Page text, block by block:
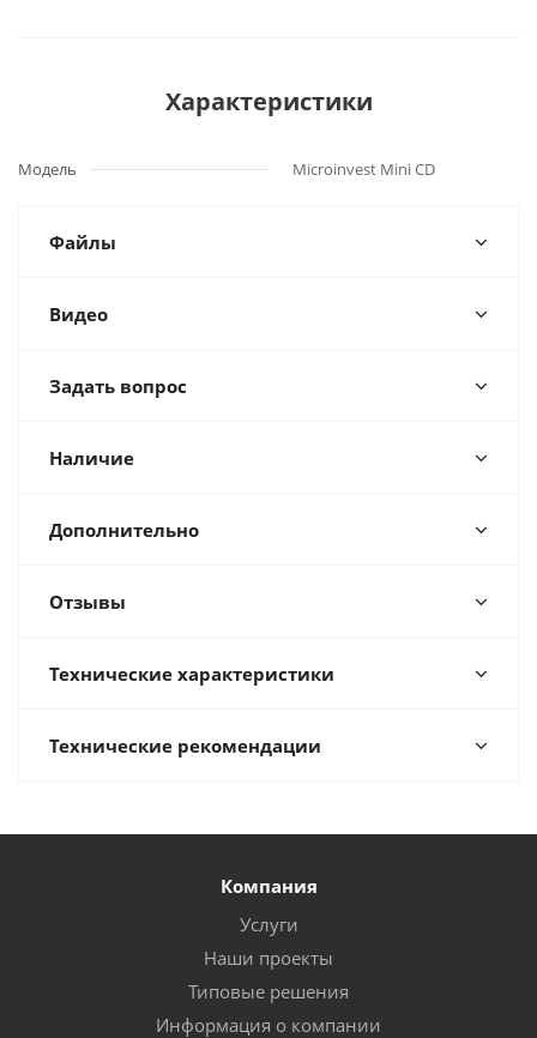
Характеристики
Модель Microinvest Mini CD
Файлы
Видео
Задать вопрос
Наличие
Дополнительно
Отзывы
Технические характеристики
Технические рекомендации
Компания
Услуги
Наши проекты
Типовые решения
Информация о компании